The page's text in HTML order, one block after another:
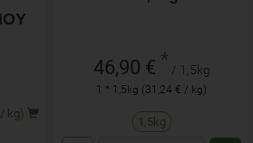
€ / kg)
46,90 € * / 1,5kg
1 * 1,5kg (31,24 € / kg)
1,5kg